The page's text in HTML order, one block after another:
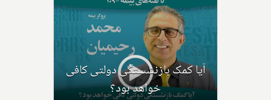
آیا کمک بازنشستگی دولتی کافی
خواهد بود؟